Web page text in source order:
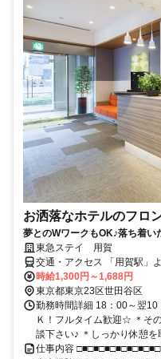
お洒落なホテルのフロ
夢とのWワークもOK♪落ち着
東急ステイ 用賀
交通・アクセス 「用賀駅」
時給1,300円～1,688円
東京都東京23区世田谷区
勤務時間詳細 18：00～翌
Ｋ！フルタイム歓迎☆ ＊そ
談下さい♪ ＊しっかり休憩
仕事内容